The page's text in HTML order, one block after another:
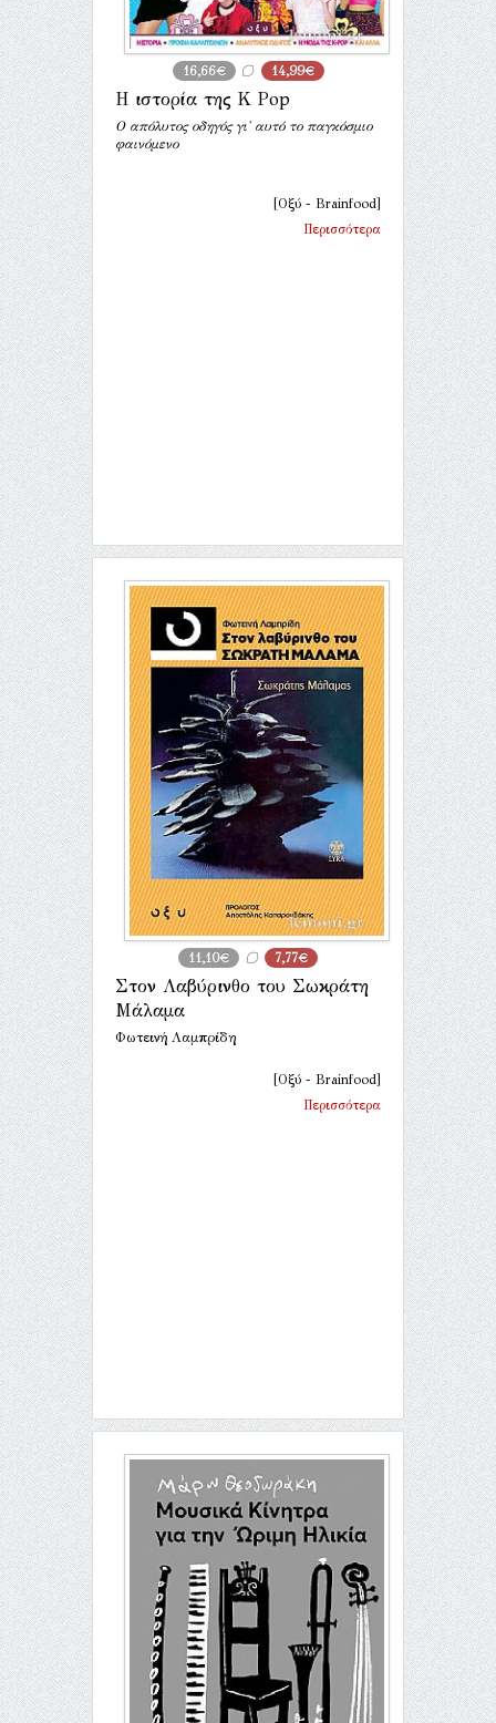
16,66€ 14,99€
Η ιστορία της K Pop
Ο απόλυτος οδηγός γι' αυτό το παγκόσμιο
φαινόμενο
[Οξύ - Brainfood]
Περισσότερα
11,10€ 7,77€
Στον Λαβύρινθο του Σωκράτη
Μάλαμα
Φωτεινή Λαμπρίδη
[Οξύ - Brainfood]
Περισσότερα